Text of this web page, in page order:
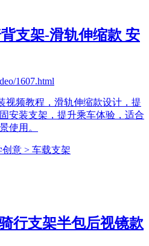
支架-滑轨伸缩款 安
1607.html
视频教程，滑轨伸缩款设计，提
安装支架，提升乘车体验，适合
使用。
创意 > 车载支架
行支架半包后视镜款